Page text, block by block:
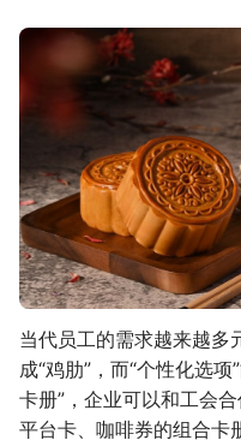
当代员工的需求越来越多
成“鸡肋”，而“个性化选
卡册”，企业可以和工会
平台卡、咖啡券的组合卡